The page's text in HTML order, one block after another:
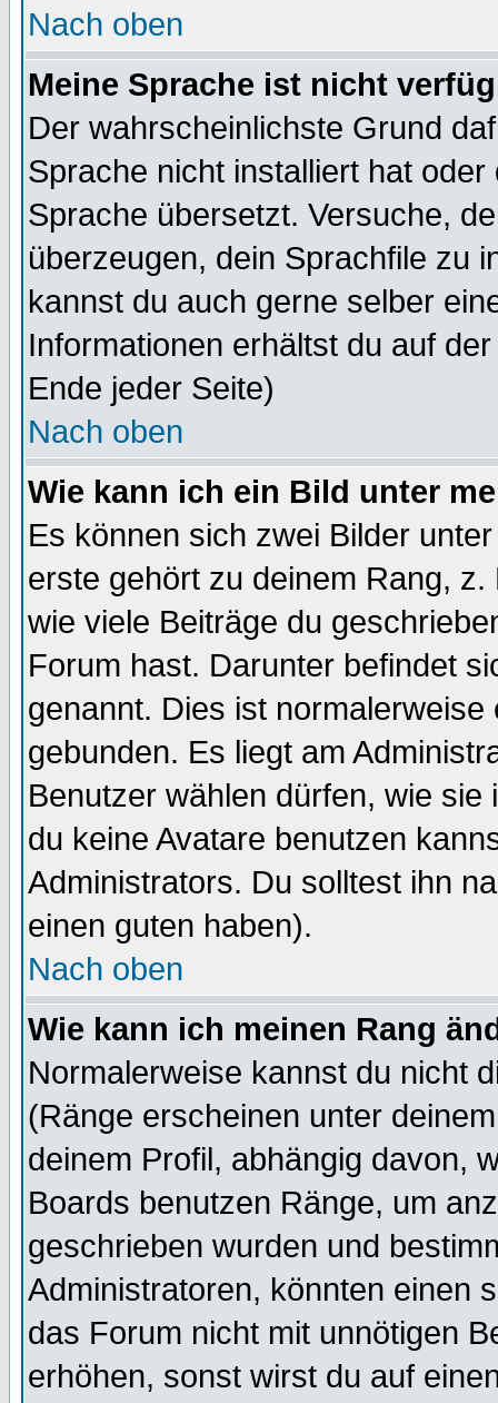
Nach oben
Meine Sprache ist nicht
Der wahrscheinlichste Grund
Sprache nicht installiert hat
Sprache übersetzt. Versuche,
überzeugen, dein Sprachfile zu
kannst du auch gerne selber
Informationen erhältst du auf
Ende jeder Seite)
Nach oben
Wie kann ich ein Bild unter
Es können sich zwei Bilder
erste gehört zu deinem Rang,
wie viele Beiträge du
Forum hast. Darunter befindet
genannt. Dies ist
gebunden. Es liegt am
Benutzer wählen dürfen, wie
du keine Avatare benutzen
Administrators. Du solltest ihn
einen guten haben).
Nach oben
Wie kann ich meinen Rang
Normalerweise kannst du nicht
(Ränge erscheinen unter
deinem Profil, abhängig davon,
Boards benutzen Ränge, um
geschrieben wurden und
Administratoren, könnten einen
das Forum nicht mit unnötigen
erhöhen, sonst wirst du auf